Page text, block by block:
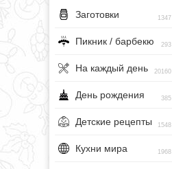
Заготовки 1347
Пикник / барбекю 293
На каждый день 20160
День рождения 385
Детские рецепты 1548
Кухни мира 1968